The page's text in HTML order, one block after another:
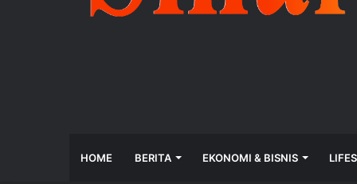
HOME BERITA EKONOMI & BISNIS